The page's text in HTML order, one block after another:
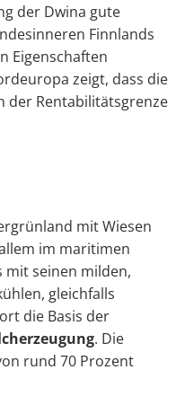
der Dwina gute
Finnlands
Eigenschaften
zeigt, dass die
der Rentabilitätsgrenze
mit Wiesen
im maritimen
mit seinen milden,
gleichfalls
die Basis der
. Die
rund 70 Prozent